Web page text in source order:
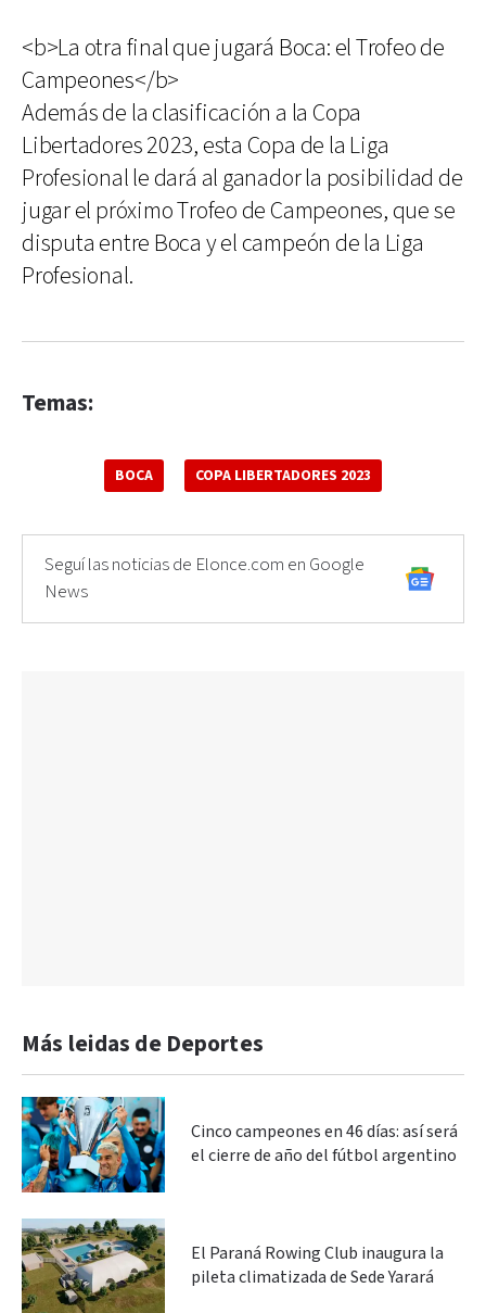
<b>La otra final que jugará Boca: el Trofeo de
Campeones</b>
Además de la clasificación a la Copa
Libertadores 2023, esta Copa de la Liga
Profesional le dará al ganador la posibilidad de
jugar el próximo Trofeo de Campeones, que se
disputa entre Boca y el campeón de la Liga
Profesional.
Temas:
BOCA COPA LIBERTADORES 2023
Seguí las noticias de Elonce.com en Google
News
Más leidas de Deportes
Cinco campeones en 46 días: así será
el cierre de año del fútbol argentino
El Paraná Rowing Club inaugura la
pileta climatizada de Sede Yarará